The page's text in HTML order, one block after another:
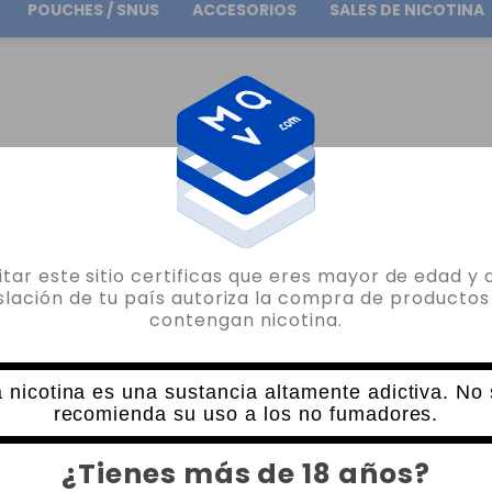
este sitio certificas que eres mayor de edad y
de tu país autoriza la compra de productos
contengan nicotina.
nicotina es una sustancia altamente adictiva. No
recomienda su uso a los no fumadores.
¿Tienes más de 18 años?
Envío gratuitoen pedidos superiores a 30.00€
POUCHES / SNUS ACCESORIOS SALES DE NICOTINA
FRUIZEE
BLOODY LIME FRUIZEE SALT 10ML
4 VALORACIONES
5,95€
NICOTINA CANTIDAD
- +